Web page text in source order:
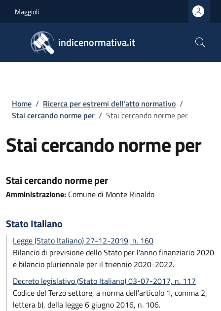
Maggioli
indicenormativa.it
Briciole di pane
Home / Ricerca per estremi dell'atto normativo /
Stai cercando norme per / Stai cercando norme per
Stai cercando norme per
Stai cercando norme per
Amministrazione: Comune di Monte Rinaldo
Stato Italiano
Legge (Stato Italiano) 27-12-2019, n. 160
Bilancio di previsione dello Stato per l'anno finanziario 2020
e bilancio pluriennale per il triennio 2020-2022.
Decreto legislativo (Stato Italiano) 03-07-2017, n. 117
Codice del Terzo settore, a norma dell'articolo 1, comma 2,
lettera b), della legge 6 giugno 2016, n. 106.